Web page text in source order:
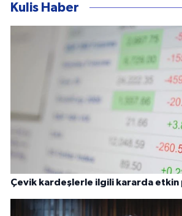
Kulis Haber
Çevik kardeşlerle ilgili kararda etkin